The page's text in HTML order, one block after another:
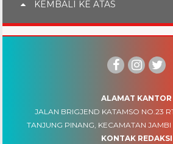
KEMBALI KE ATAS
ALAMAT KANTOR
JALAN BRIGJEND KATAMSO NO.23
TANJUNG PINANG, KECAMATAN
KONTAK REDAKSI